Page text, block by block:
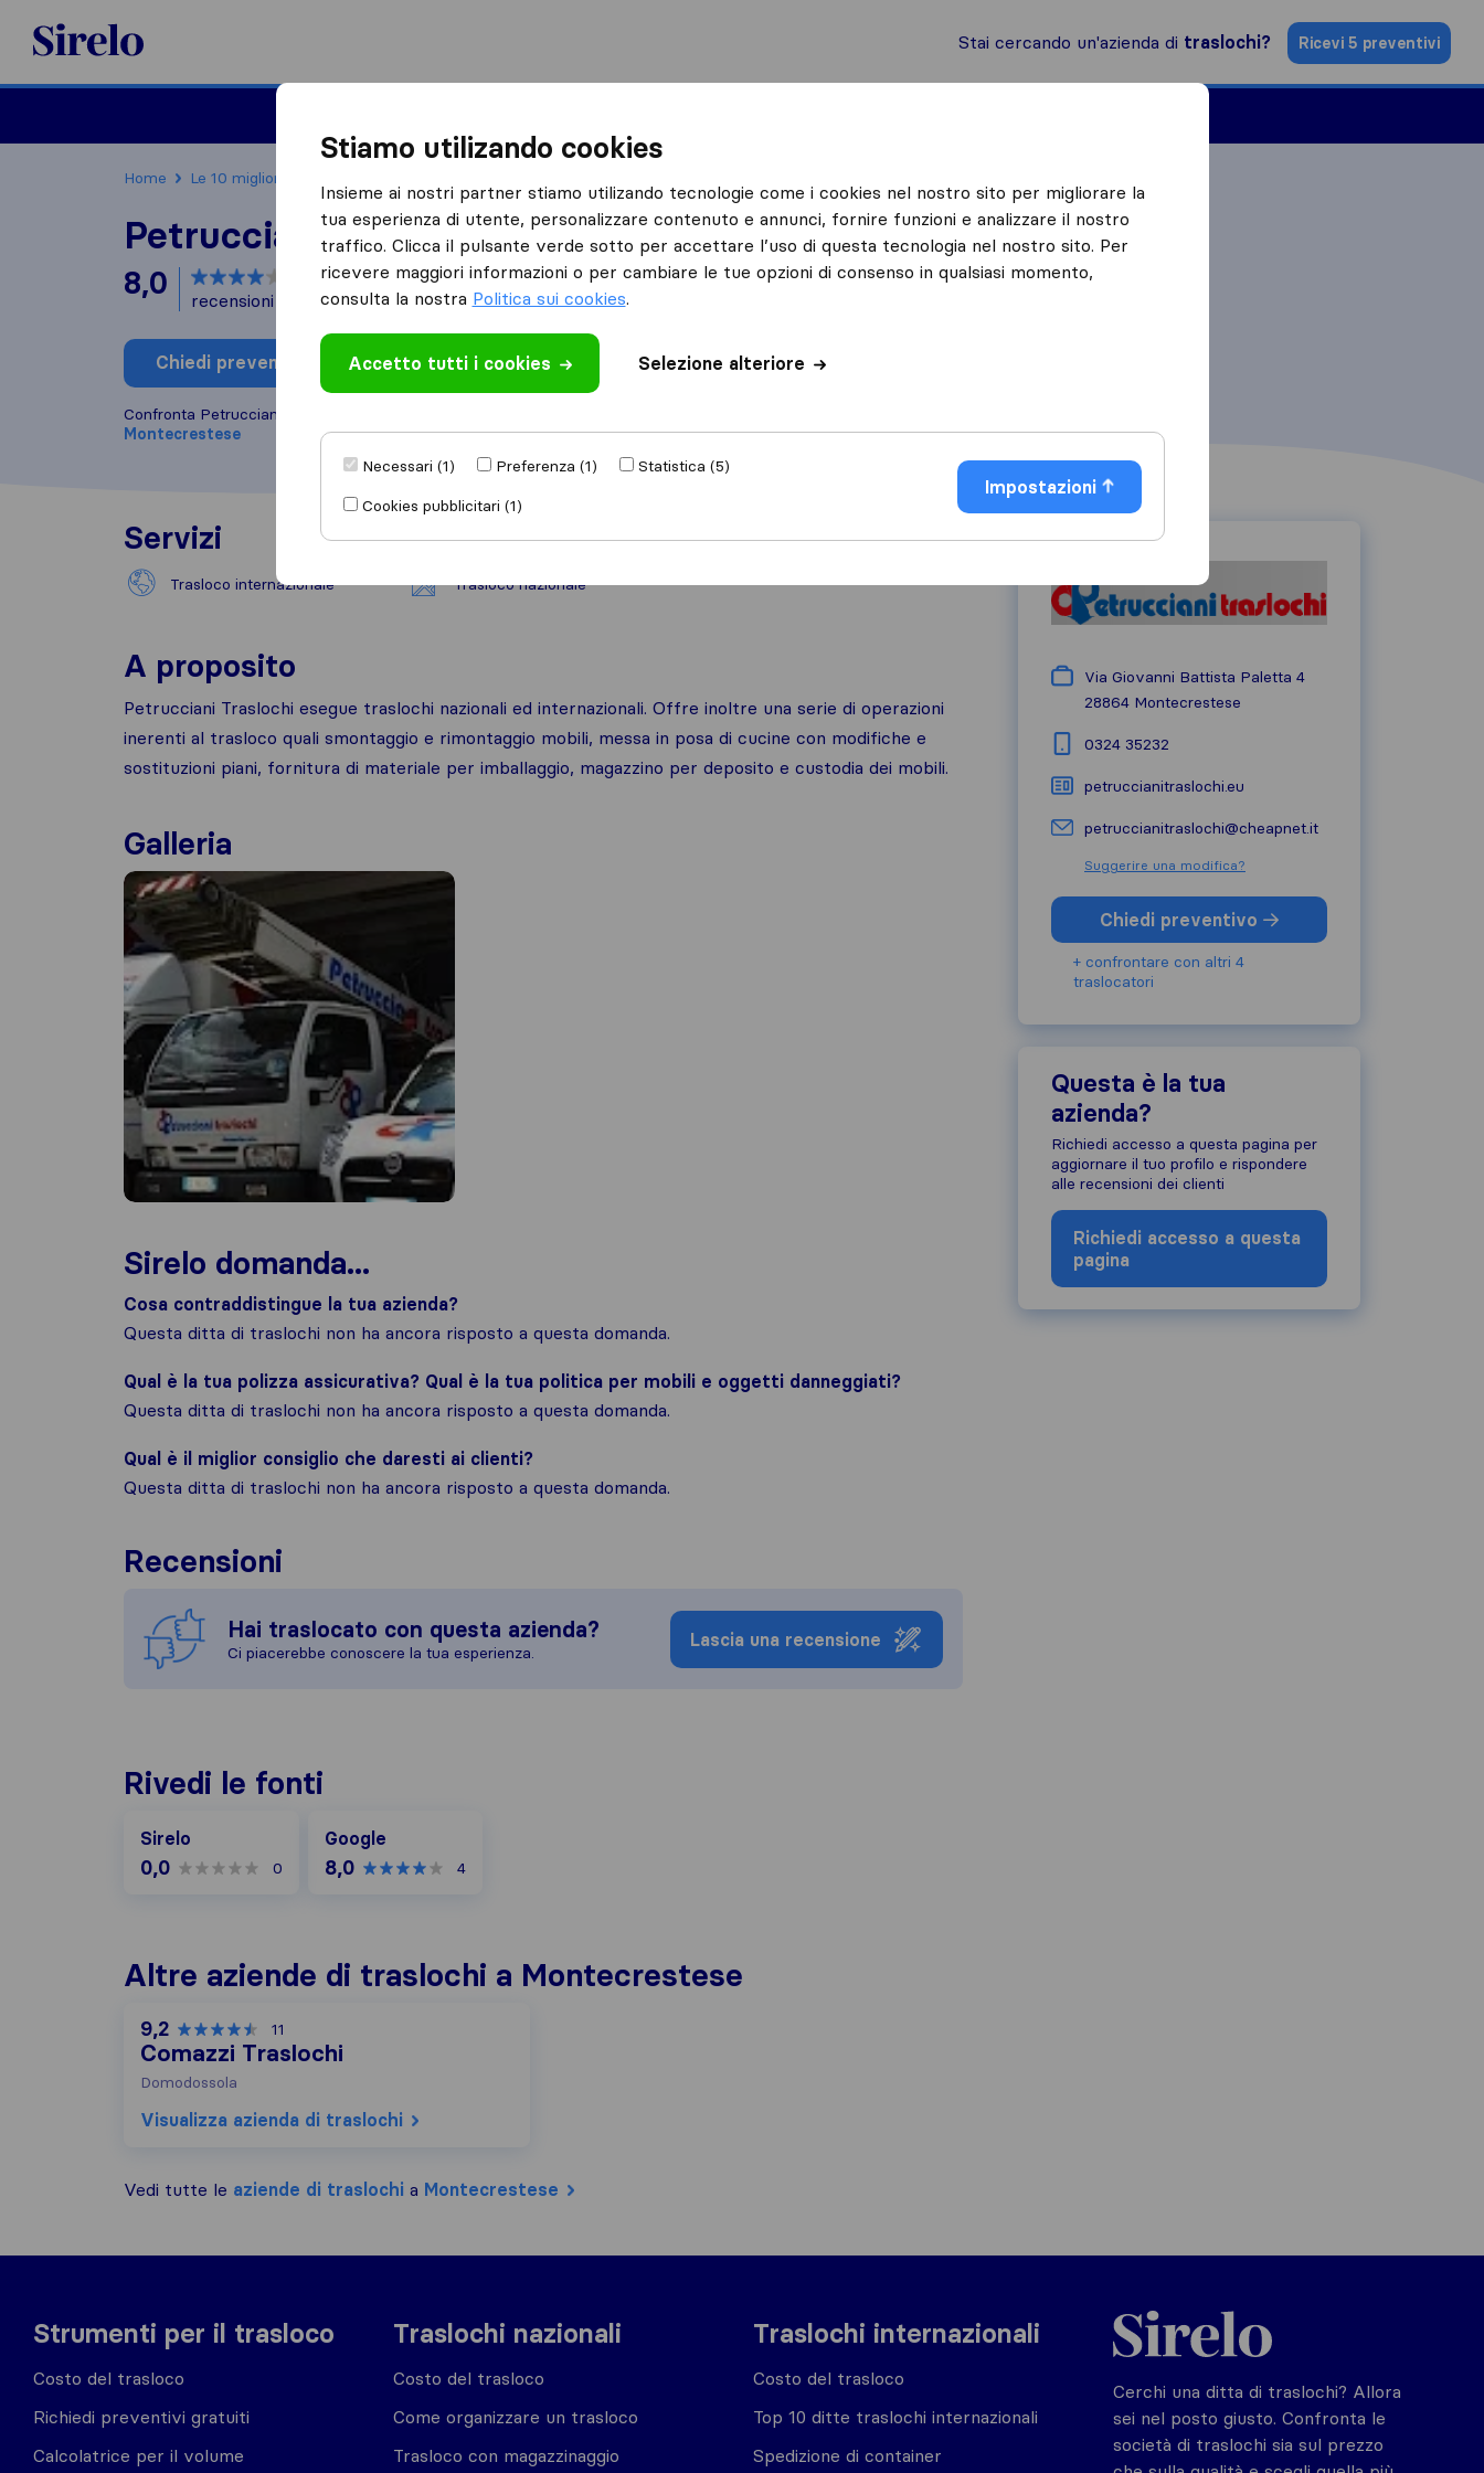
Sirelo.it
Stai cercando un'azienda di traslochi? Ricevi 5 preventivi
Home Le 10 migliori aziende di traslochi in Italia
Petrucciani Elis Traslochi
8,0 basato su4
recensioni di Sirelo e Google
i
Chiedi preventivo Scrivi una recensione
Confronta Petrucciani Elis Traslochi con altre
Montecrestese
Servizi
Trasloco internazionale Trasloco nazionale
A proposito
Petrucciani Traslochi esegue traslochi nazionali ed internazionali. Offre inoltre una serie di operazioni
inerenti al trasloco quali smontaggio e rimontaggio mobili, messa in posa di cucine con modifiche e
sostituzioni piani, fornitura di materiale per imballaggio, magazzino per deposito e custodia dei mobili.
Galleria
Sirelo domanda...
Cosa contraddistingue la tua azienda?
Questa ditta di traslochi non ha ancora risposto a questa domanda.
Qual è la tua polizza assicurativa? Qual è la tua politica per mobili e oggetti danneggiati?
Questa ditta di traslochi non ha ancora risposto a questa domanda.
Qual è il miglior consiglio che daresti ai clienti?
Questa ditta di traslochi non ha ancora risposto a questa domanda.
Recensioni
Hai traslocato con questa azienda?
Ci piacerebbe conoscere la tua esperienza.
Lascia una recensione
Via Giovanni Battista Paletta 4
28864 Montecrestese
0324 35232
petruccianitraslochi.eu
petruccianitraslochi@cheapnet.it
Suggerire una modifica?
Chiedi preventivo
+ confrontare con altri 4
traslocatori
Questa è la tua
azienda?
Richiedi accesso a questa pagina per
aggiornare il tuo profilo e rispondere
alle recensioni dei clienti
Richiedi accesso a questa
pagina
Rivedi le fonti
Sirelo
0,0 0
Google
8,0 4
Altre aziende di traslochi a Montecrestese
9,2 11
Comazzi Traslochi
Domodossola
Visualizza azienda di traslochi
Vedi tutte le aziende di traslochi a Montecrestese
Strumenti per il trasloco
Costo del trasloco
Richiedi preventivi gratuiti
Calcolatrice per il volume
Traslochi nazionali
Costo del trasloco
Come organizzare un trasloco
Trasloco con magazzinaggio
Traslochi internazionali
Costo del trasloco
Top 10 ditte traslochi internazionali
Spedizione di container
Sirelo.it
Cerchi una ditta di traslochi? Allora
sei nel posto giusto. Confronta le
società di traslochi sia sul prezzo
Stiamo utilizando cookies
Insieme ai nostri partner stiamo utilizando tecnologie come i cookies nel nostro sito per migliorare la
tua esperienza di utente, personalizzare contenuto e annunci, fornire funzioni e analizzare il nostro
traffico. Clicca il pulsante verde sotto per accettare l’uso di questa tecnologia nel nostro sito. Per
ricevere maggiori informazioni o per cambiare le tue opzioni di consenso in qualsiasi momento,
consulta la nostra Politica sui cookies.
Accetto tutti i cookies Selezione alteriore
Necessari (1) Preferenza (1)
Statistica (5)
Cookies pubblicitari (1)
Impostazioni